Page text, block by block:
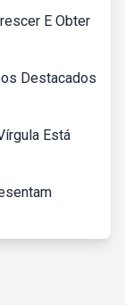
E Obter
Destacados
Está